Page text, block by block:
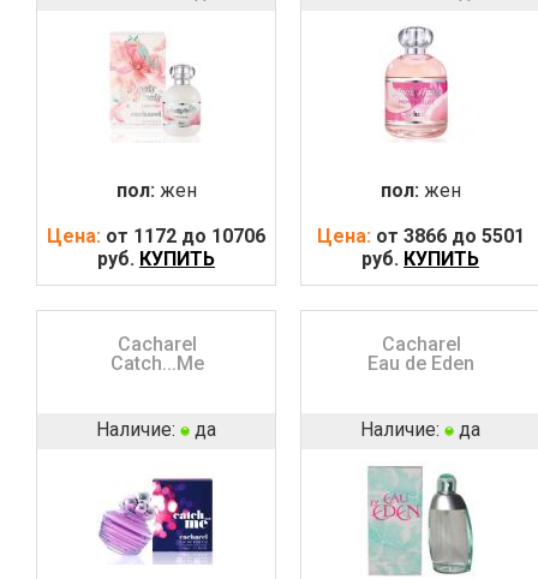
пол: жен
Цена: от 1172 до 10706
руб. КУПИТЬ
пол: жен
Цена: от 3866 до 5501
руб. КУПИТЬ
Cacharel
Catch...Me
Наличие: да
Cacharel
Eau de Eden
Наличие: да